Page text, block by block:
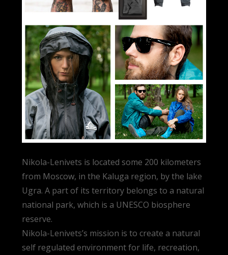
Nikola-Lenivets is located some 200 kilometers
from Moscow, in the Kaluga region, by the lake
Ugra. A part of its territory belongs to a natural
national park, which is a UNESCO biosphere
reserve.
Nikola-Lenivets’s mission is to create a natural
self regulated environment for life, recreation,